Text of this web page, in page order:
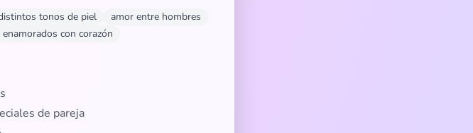
tonos de piel
amor entre hombres
con corazón
de pareja